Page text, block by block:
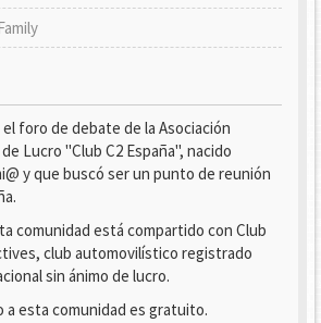
foro de debate de la Asociación
Lucro "Club C2 España", nacido
y que buscó ser un punto de reunión
comunidad está compartido con Club
club automovilístico registrado
sin ánimo de lucro.
a esta comunidad es gratuito.